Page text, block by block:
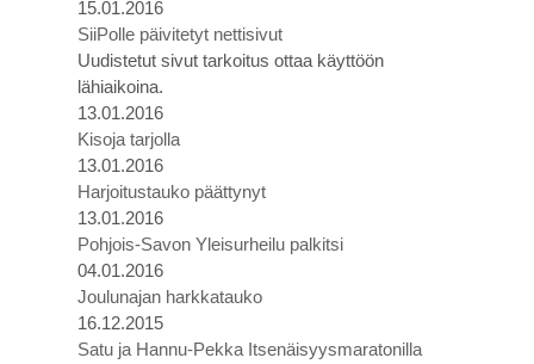
15.01.2016
SiiPolle päivitetyt nettisivut
Uudistetut sivut tarkoitus ottaa käyttöön
lähiaikoina.
13.01.2016
Kisoja tarjolla
13.01.2016
Harjoitustauko päättynyt
13.01.2016
Pohjois-Savon Yleisurheilu palkitsi
04.01.2016
Joulunajan harkkatauko
16.12.2015
Satu ja Hannu-Pekka Itsenäisyysmaratonilla